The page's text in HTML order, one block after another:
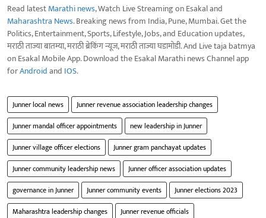
Read latestMarathi news, Watch Live Streaming on Esakal and
Maharashtra News. Breaking news from India, Pune, Mumbai. Get the
Politics, Entertainment, Sports, Lifestyle, Jobs, and Education updates,
मराठी ताज्या बातम्या, मराठी ब्रेकिंग न्यूज, मराठी ताज्या घडामोडी. And Live taja batmya
on Esakal Mobile App. Download the Esakal Marathi news Channel app
forAndroidand IOS.
Junner local news
Junner revenue association leadership changes
Junner mandal officer appointments
new leadership in Junner
Junner village officer elections
Junner gram panchayat updates
Junner community leadership news
Junner officer association updates
governance in Junner
Junner community events
Junner elections 2023
Maharashtra leadership changes
Junner revenue officials